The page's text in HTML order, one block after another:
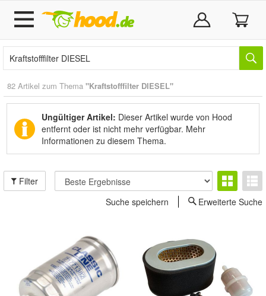
82 Artikel zum Thema "Kraftstofffilter DIESEL"
Ungültiger Artikel: Dieser Artikel wurde von Hood
entfernt oder ist nicht mehr verfügbar. Mehr
Informationen zu diesem Thema.
Filter
Suche speichern
Erweiterte Suche